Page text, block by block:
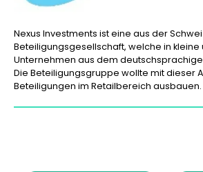
Nexus Investments ist eine aus der
Beteiligungsgesellschaft, welche in kleine
Unternehmen aus dem
Die Beteiligungsgruppe wollte mit dieser
Beteiligungen im Retailbereich ausbauen.